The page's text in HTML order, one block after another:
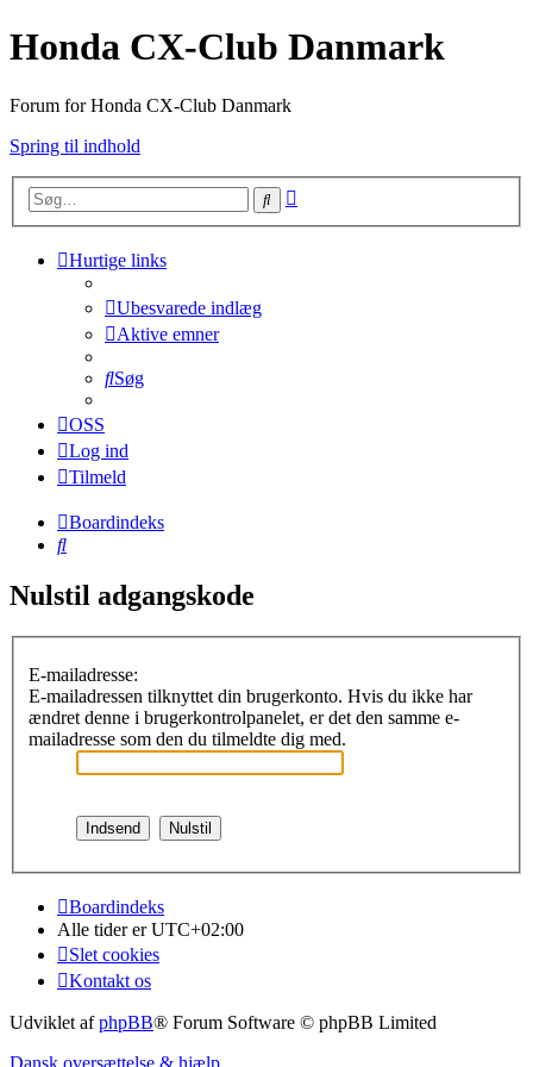
Honda CX-Club Danmark
Forum for Honda CX-Club Danmark
Spring til indhold
Søg
Hurtige links
Ubesvarede indlæg
Aktive emner
Søg
OSS
Log ind
Tilmeld
Boardindeks
Søg
Nulstil adgangskode
E-mailadresse:
E-mailadressen tilknyttet din brugerkonto. Hvis du ikke har
ændret denne i brugerkontrolpanelet, er det den samme e-
mailadresse som den du tilmeldte dig med.
Boardindeks
Alle tider erUTC+02:00
Slet cookies
Kontakt os
Udviklet afphpBB® Forum Software © phpBB Limited
Dansk oversættelse & hjælp